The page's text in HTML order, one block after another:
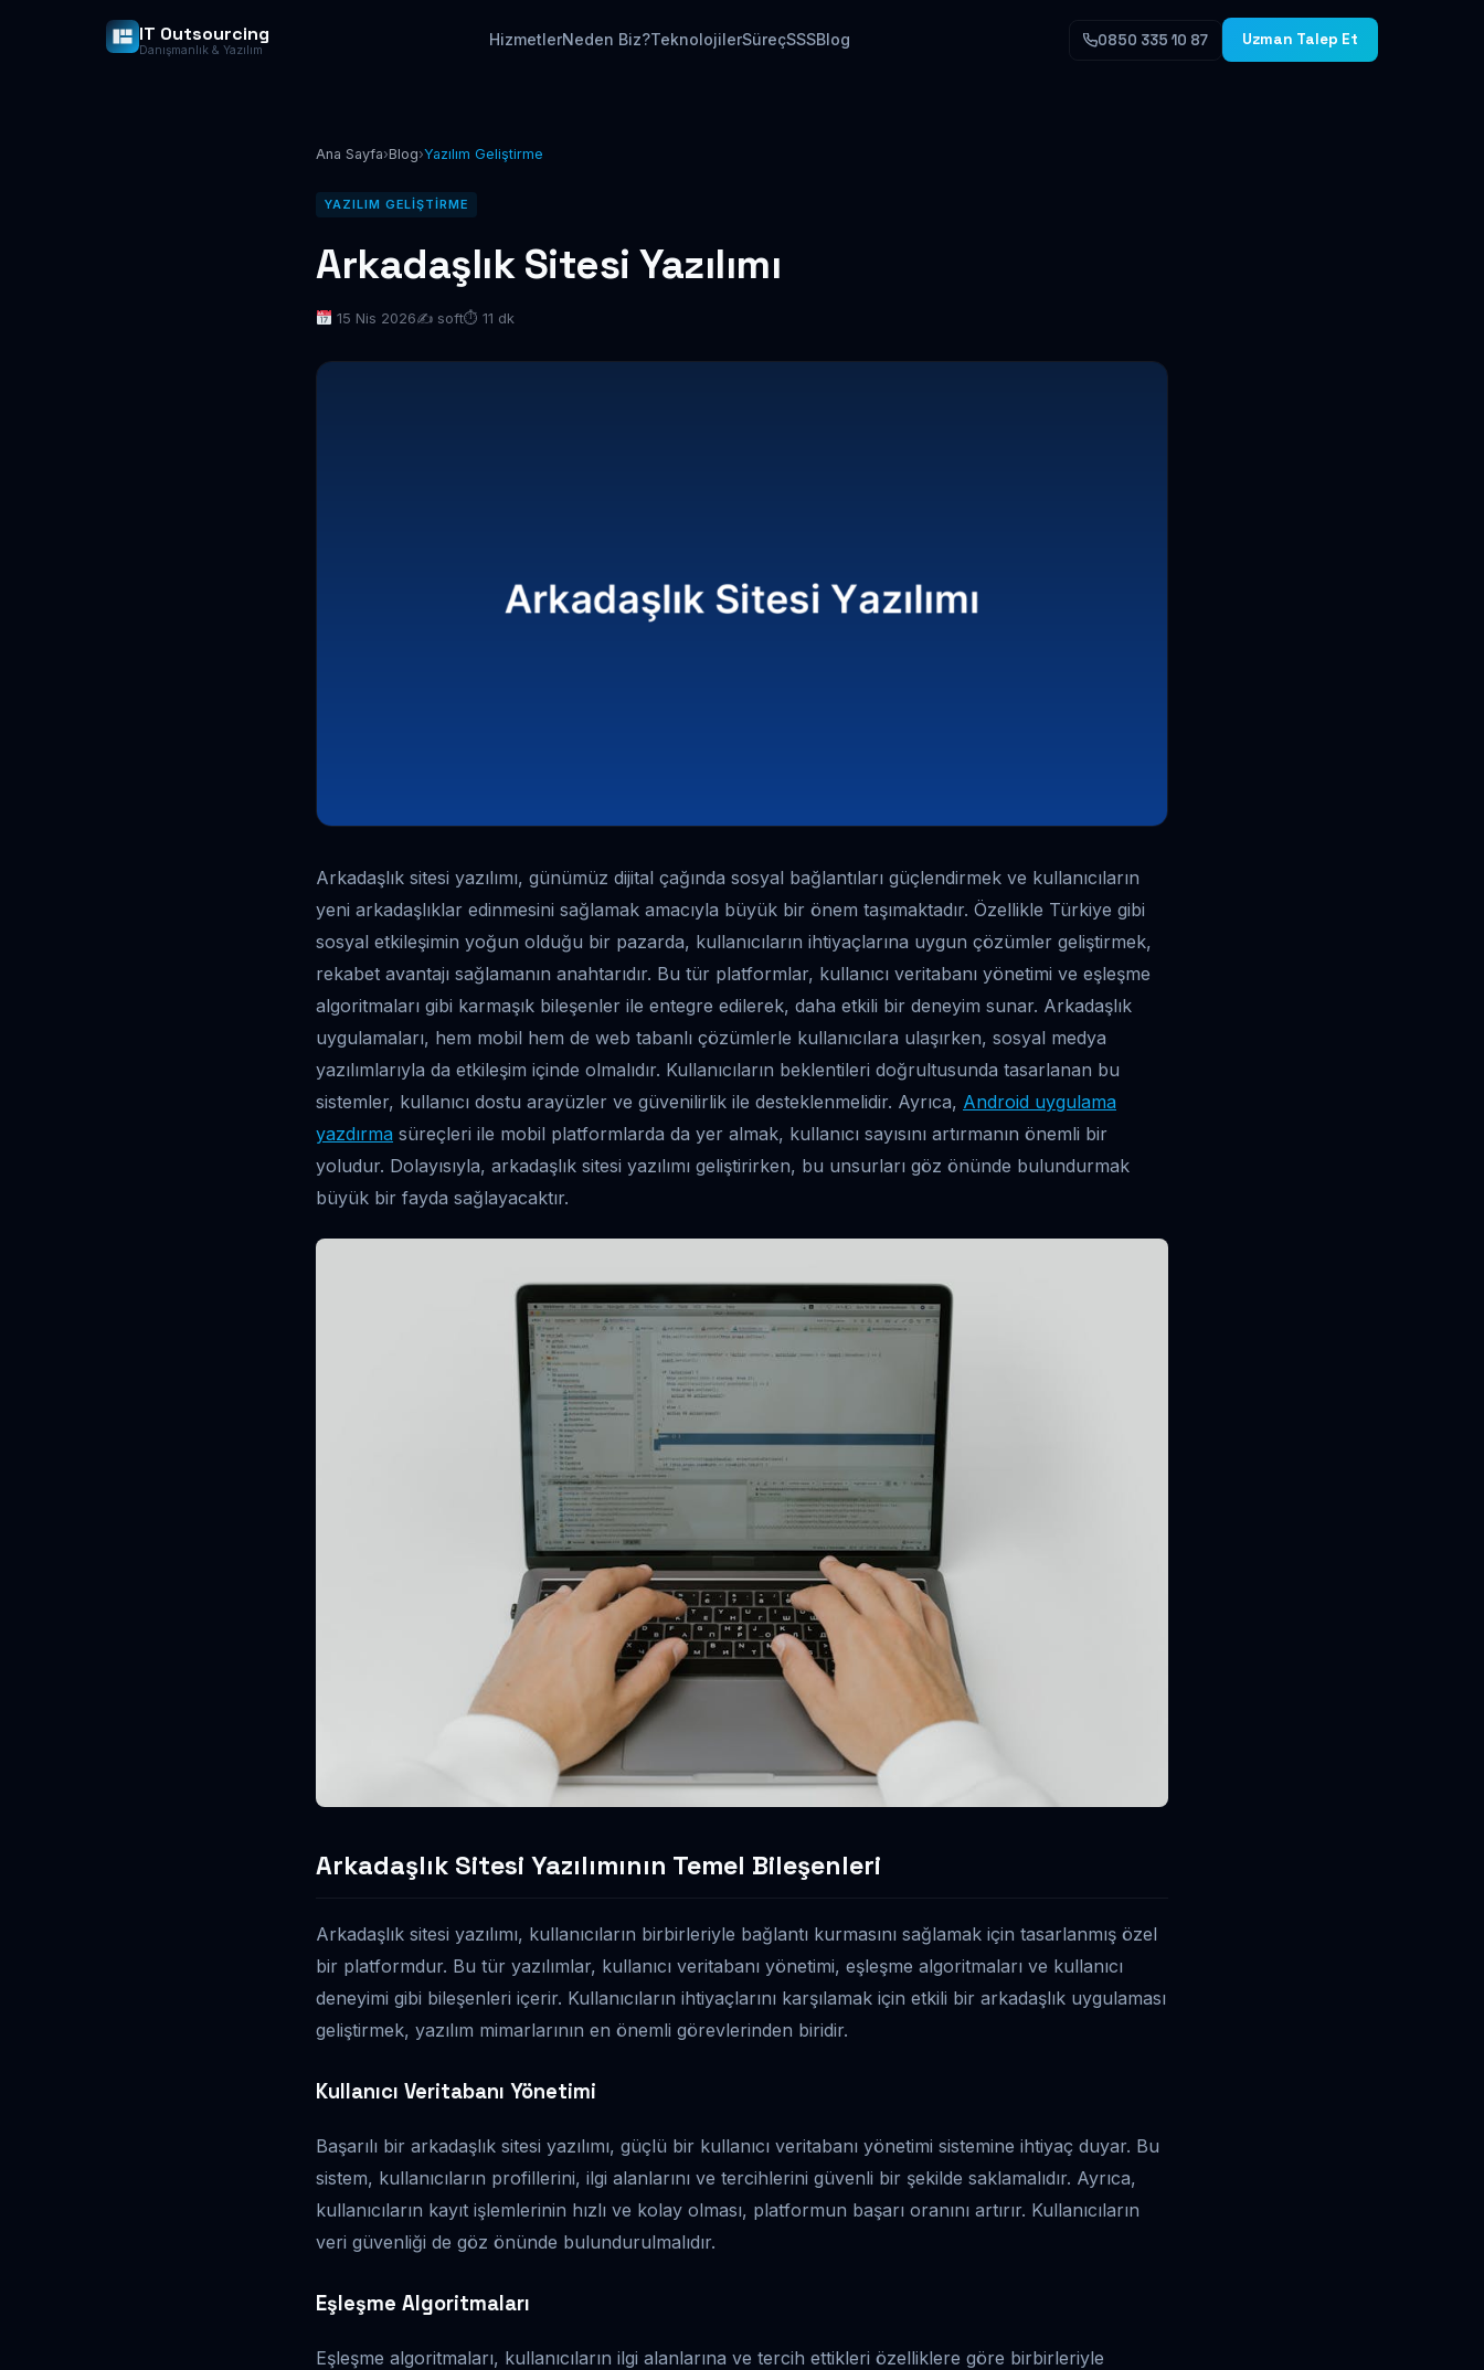
IT Outsourcing
Danışmanlık & Yazılım
HizmetlerNeden Biz?TeknolojilerSüreçSSSBlog 0850 335 10 87 Uzman Talep Et
Ana Sayfa›Blog›Yazılım Geliştirme
YAZILIM GELIŞTIRME
Arkadaşlık Sitesi Yazılımı
15 Nis 2026✍️ soft⏱ 11 dk
Arkadaşlık sitesi yazılımı, günümüz dijital çağında sosyal bağlantıları güçlendirmek ve kullanıcıların
yeni arkadaşlıklar edinmesini sağlamak amacıyla büyük bir önem taşımaktadır. Özellikle Türkiye gibi
sosyal etkileşimin yoğun olduğu bir pazarda, kullanıcıların ihtiyaçlarına uygun çözümler geliştirmek,
rekabet avantajı sağlamanın anahtarıdır. Bu tür platformlar, kullanıcı veritabanı yönetimi ve eşleşme
algoritmaları gibi karmaşık bileşenler ile entegre edilerek, daha etkili bir deneyim sunar. Arkadaşlık
uygulamaları, hem mobil hem de web tabanlı çözümlerle kullanıcılara ulaşırken, sosyal medya
yazılımlarıyla da etkileşim içinde olmalıdır. Kullanıcıların beklentileri doğrultusunda tasarlanan bu
sistemler, kullanıcı dostu arayüzler ve güvenilirlik ile desteklenmelidir. Ayrıca, Android uygulama
yazdırma süreçleri ile mobil platformlarda da yer almak, kullanıcı sayısını artırmanın önemli bir
yoludur. Dolayısıyla, arkadaşlık sitesi yazılımı geliştirirken, bu unsurları göz önünde bulundurmak
büyük bir fayda sağlayacaktır.
Arkadaşlık Sitesi Yazılımının Temel Bileşenleri
Arkadaşlık sitesi yazılımı, kullanıcıların birbirleriyle bağlantı kurmasını sağlamak için tasarlanmış özel
bir platformdur. Bu tür yazılımlar, kullanıcı veritabanı yönetimi, eşleşme algoritmaları ve kullanıcı
deneyimi gibi bileşenleri içerir. Kullanıcıların ihtiyaçlarını karşılamak için etkili bir arkadaşlık uygulaması
geliştirmek, yazılım mimarlarının en önemli görevlerinden biridir.
Kullanıcı Veritabanı Yönetimi
Başarılı bir arkadaşlık sitesi yazılımı, güçlü bir kullanıcı veritabanı yönetimi sistemine ihtiyaç duyar. Bu
sistem, kullanıcıların profillerini, ilgi alanlarını ve tercihlerini güvenli bir şekilde saklamalıdır. Ayrıca,
kullanıcıların kayıt işlemlerinin hızlı ve kolay olması, platformun başarı oranını artırır. Kullanıcıların
veri güvenliği de göz önünde bulundurulmalıdır.
Eşleşme Algoritmaları
Eşleşme algoritmaları, kullanıcıların ilgi alanlarına ve tercih ettikleri özelliklere göre birbirleriyle